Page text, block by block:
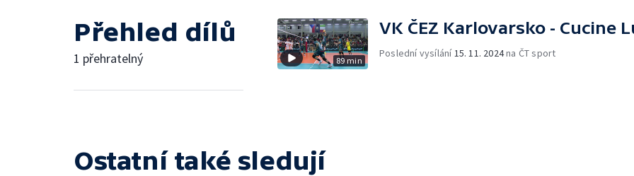
Přehled dílů
1 přehratelný 89 min
VK ČEZ Karlovarsko - Cucine
Poslední vysílání15. 11. 2024na ČT sport
Ostatní také sledují